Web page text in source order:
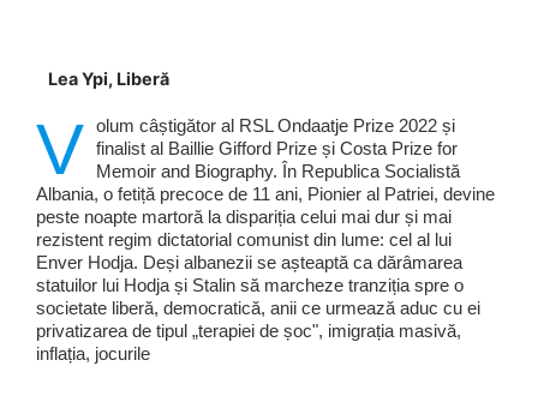
Lea Ypi, Liberă
V olum câștigător al RSL Ondaatje Prize 2022 și
finalist al Baillie Gifford Prize și Costa Prize for
Memoir and Biography. În Republica Socialistă
Albania, o fetiță precoce de 11 ani, Pionier al Patriei, devine
peste noapte martoră la dispariția celui mai dur și mai
rezistent regim dictatorial comunist din lume: cel al lui
Enver Hodja. Deși albanezii se așteaptă ca dărâmarea
statuilor lui Hodja și Stalin să marcheze tranziția spre o
societate liberă, democratică, anii ce urmează aduc cu ei
privatizarea de tipul „terapiei de șoc", imigrația masivă,
inflația, jocurile